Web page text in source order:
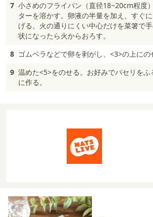
7 小さめのフライパン（直径18~20cm程度
ターを溶かす。卵液の半量を加え、すぐ
げる。火の通りにくい中心だけを菜箸で
状になったら火からおろす。
8 ゴムベラなどで卵を剥がし、<3>の上にの
9 温めた<5>をのせる。お好みでパセリを
に作る。